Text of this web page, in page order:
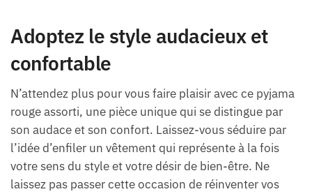
Adoptez le style audacieux et
confortable
N’attendez plus pour vous faire plaisir avec ce pyjama
rouge assorti, une pièce unique qui se distingue par
son audace et son confort. Laissez-vous séduire par
l’idée d’enfiler un vêtement qui représente à la fois
votre sens du style et votre désir de bien-être. Ne
laissez pas passer cette occasion de réinventer vos